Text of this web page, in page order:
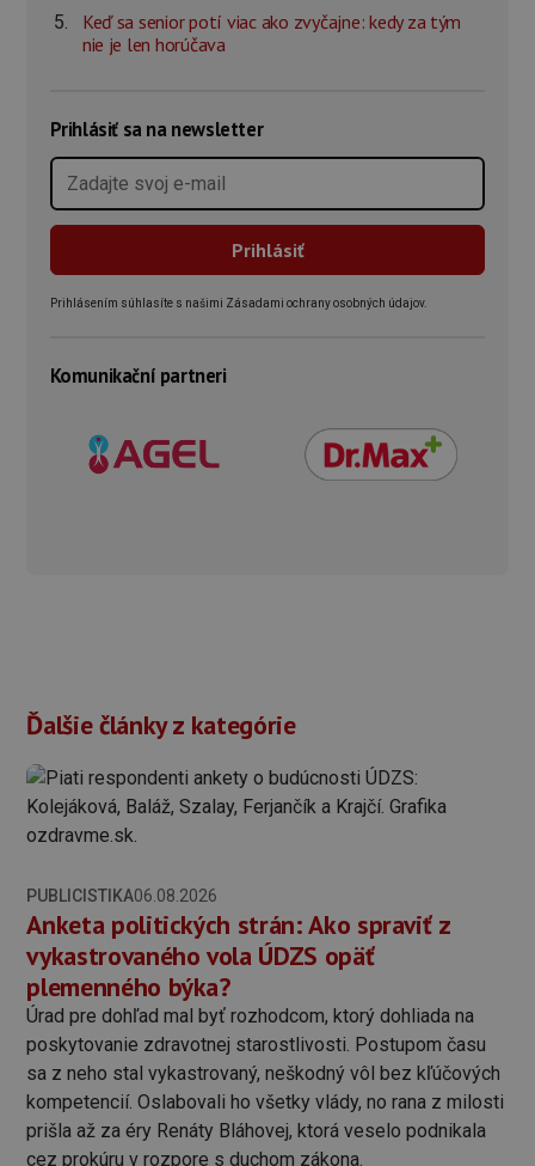
Keď sa senior potí viac ako zvyčajne: kedy za tým
nie je len horúčava
Prihlásiť sa na newsletter
Prihlásením súhlasíte s našimi Zásadami ochrany osobných údajov.
Komunikační partneri
Ďalšie články z kategórie
PUBLICISTIKA06.08.2026
Anketa politických strán: Ako spraviť z
vykastrovaného vola ÚDZS opäť
plemenného býka?
Úrad pre dohľad mal byť rozhodcom, ktorý dohliada na
poskytovanie zdravotnej starostlivosti. Postupom času
sa z neho stal vykastrovaný, neškodný vôl bez kľúčových
kompetencií. Oslabovali ho všetky vlády, no rana z milosti
prišla až za éry Renáty Bláhovej, ktorá veselo podnikala
cez prokúru v rozpore s duchom zákona.